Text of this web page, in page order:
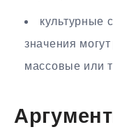
культурные
значения
массовые или